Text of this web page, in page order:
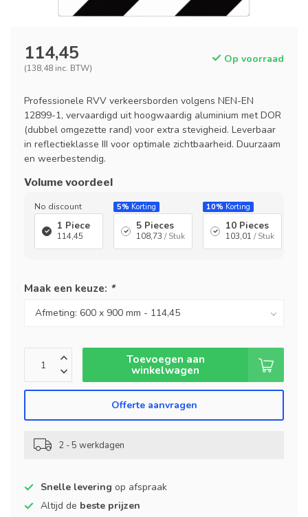
114,45
(138,48 inc. BTW)
Op voorraad
Professionele RVV verkeersborden volgens NEN-EN
12899-1, vervaardigd uit hoogwaardig aluminium met DOR
(dubbel omgezette rand) voor extra stevigheid. Leverbaar
in reflectieklasse III voor optimale zichtbaarheid. Duurzaam
en weerbestendig.
Volume voordeel
No discount
1 Piece
114,45
5% Korting
5 Pieces
108,73 / Stuk
10% Korting
10 Pieces
103,01 / Stuk
Maak een keuze: *
Toevoegen aan
winkelwagen
Offerte aanvragen
2 - 5 werkdagen
Snelle levering op afspraak
Altijd de beste prijzen